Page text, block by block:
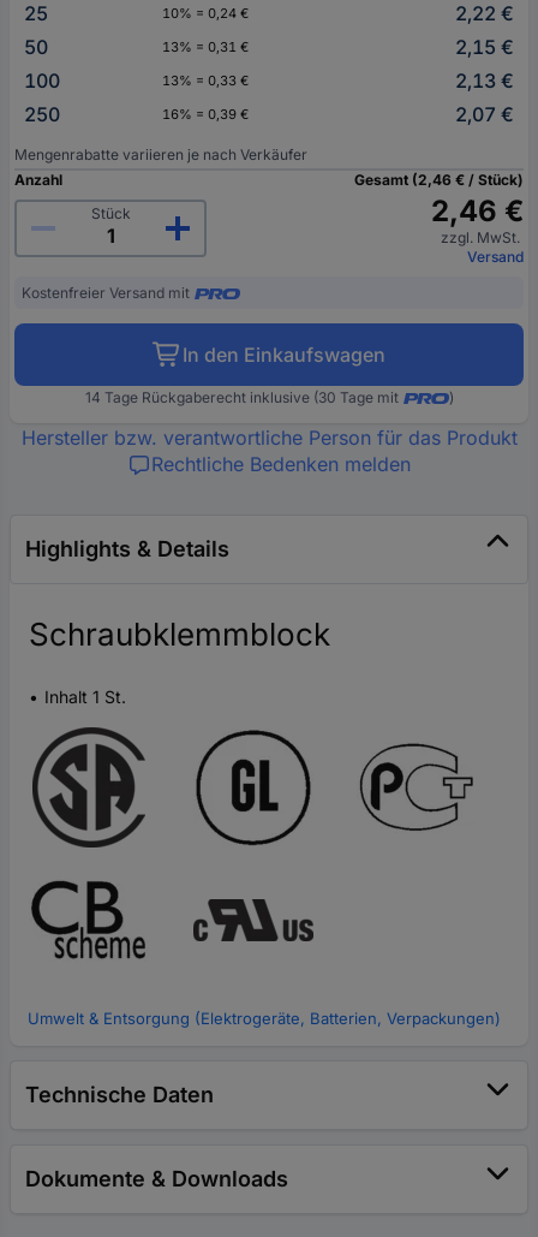
25
10% = 0,24 €
2,22 €
50
13% = 0,31 €
2,15 €
100
13% = 0,33 €
2,13 €
250
16% = 0,39 € 2,07 €
Mengenrabatte variieren je nach Verkäufer
Anzahl
Stück
Gesamt (2,46 € / Stück)
2,46 €
zzgl. MwSt.
Versand
Kostenfreier Versand mit
In den Einkaufswagen
14 Tage Rückgaberecht inklusive (30 Tage mit )
Hersteller bzw. verantwortliche Person für das Produkt
Rechtliche Bedenken melden
Highlights & Details
Schraubklemmblock
Inhalt 1 St.
Umwelt & Entsorgung (Elektrogeräte, Batterien, Verpackungen)
Technische Daten
Dokumente & Downloads